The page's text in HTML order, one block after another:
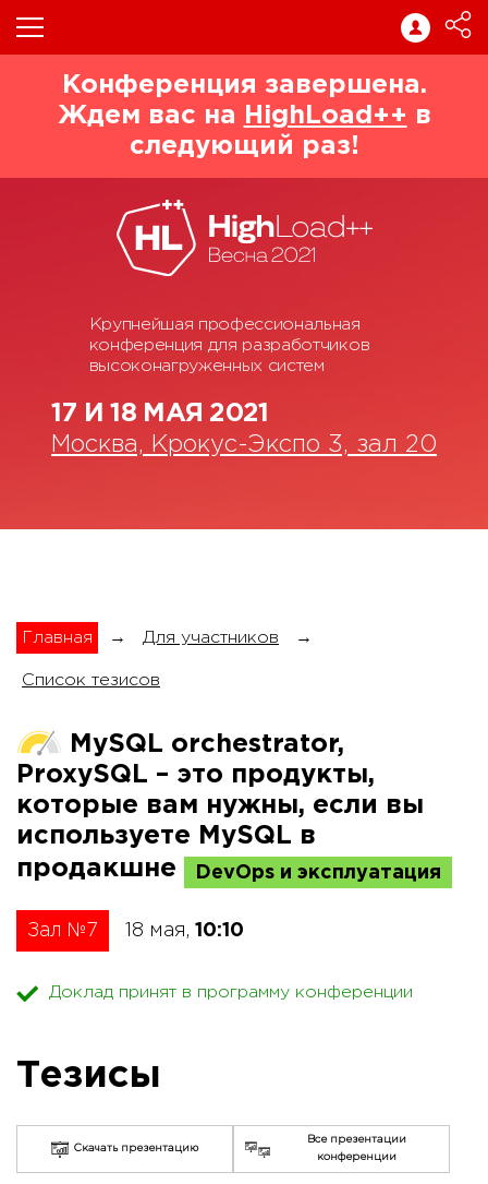
Конференция завершена.
Ждем вас на
HighLoad++ в
следующий раз!
Крупнейшая профессиональная
конференция для разработчиков
высоконагруженных систем
17 И 18 МАЯ 2021
Москва, Крокус-Экспо 3, зал 20
Главная → Для участников →
Список тезисов
MySQL orchestrator,
ProxySQL – это продукты,
которые вам нужны, если вы
используете MySQL в
продакшне
DevOps и эксплуатация
Зал №7 18 мая, 10:10
Доклад принят в программу конференции
Тезисы
Скачать презентацию
Все презентации
конференции